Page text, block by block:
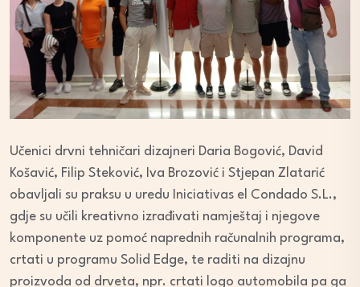
Učenici drvni tehničari dizajneri Daria Bogović, David
Košavić, Filip Steković, Iva Brozović i Stjepan Zlatarić
obavljali su praksu u uredu Iniciativas el Condado S.L.,
gdje su učili kreativno izrađivati namještaj i njegove
komponente uz pomoć naprednih računalnih programa,
crtati u programu Solid Edge, te raditi na dizajnu
proizvoda od drveta, npr. crtati logo automobila pa ga